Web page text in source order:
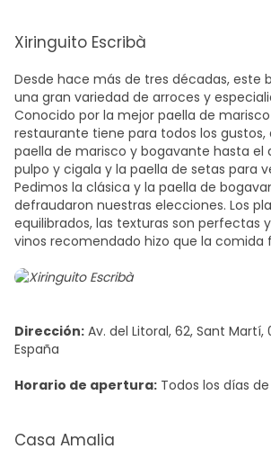
Xiringuito Escribà
Desde hace más de tres décadas, este
una gran variedad de arroces y
Conocido por la mejor paella de
restaurante tiene para todos los gustos,
paella de marisco y bogavante hasta el
pulpo y cigala y la paella de setas para
Pedimos la clásica y la paella de
defraudaron nuestras elecciones. Los
equilibrados, las texturas son perfectas
vinos recomendado hizo que la comida
Dirección: Av. del Litoral, 62, Sant
España
Horario de apertura: Todos los días de
Casa Amalia